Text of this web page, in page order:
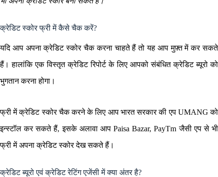
क्रेडिट स्कोर फ्री में कैसे चैक करें?
यदि आप अपना क्रेडिट स्कोर चैक करना चाहते हैं तो यह आप मुफ़्त में कर सकते
हैं। हालांकि एक विस्तृत क्रेडिट रिपोर्ट के लिए आपको संबंधित क्रेडिट ब्यूरो को
भुगतान करना होगा।
फ्री में क्रेडिट स्कोर चैक करने के लिए आप भारत सरकार की एप UMANG को
इन्स्टॉल कर सकते हैं, इसके अलावा आप Paisa Bazar, PayTm जैसी एप से भी
फ्री में अपना क्रेडिट स्कोर देख सकते हैं।
क्रेडिट ब्यूरो एवं क्रेडिट रेटिंग एजेंसी में क्या अंतर है?